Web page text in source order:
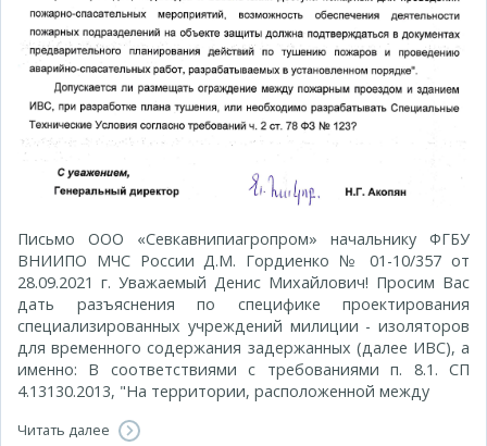
Письмо ООО «Севкавнипиагропром» начальнику ФГБУ
ВНИИПО МЧС России Д.М. Гордиенко № 01-10/357 от
28.09.2021 г. Уважаемый Денис Михайлович! Просим Вас
дать разъяснения по специфике проектирования
специализированных учреждений милиции - изоляторов
для временного содержания задержанных (далее ИВС), а
именно: В соответствиями с требованиями п. 8.1. СП
4.13130.2013, "На территории, расположенной между
Читать далее